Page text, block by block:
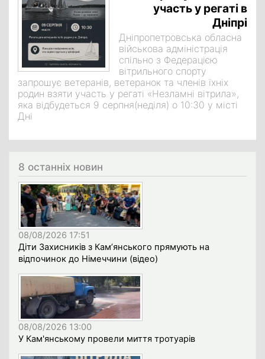
участь у регаті в
Дніпрі
Дніпропетровська обласна
військова адміністрація
спільно з Федерацією
вітрильного спорту
запрошує ветеранів, ветеранок та членів їхніх
родин взяти участь у регаті «Незламні вітрила»,
яка відбудеться 9 серпня(неділя) о 10:30 у місті
Дні
8 останніх новин
08/08/2026 17:51
Діти Захисників з Кам’янського прямують на
відпочинок до Німеччини (відео)
08/08/2026 13:00
У Кам'янському провели миття тротуарів